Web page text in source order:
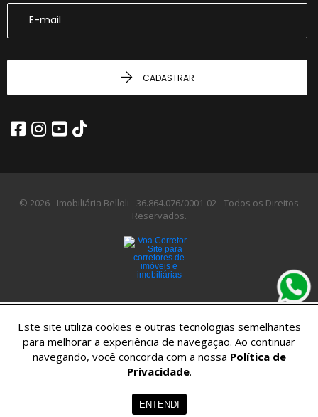
Imóveis
CADASTRAR
© 2026 - Imobiliária Belloli -36.864.076/0001-02 -Todos os Direitos
Reservados.
Este site utiliza cookies e outras tecnologias semelhantes
para melhorar a experiência de navegação. Ao continuar
navegando, você concorda com a nossa Política de
Privacidade.
ENTENDI